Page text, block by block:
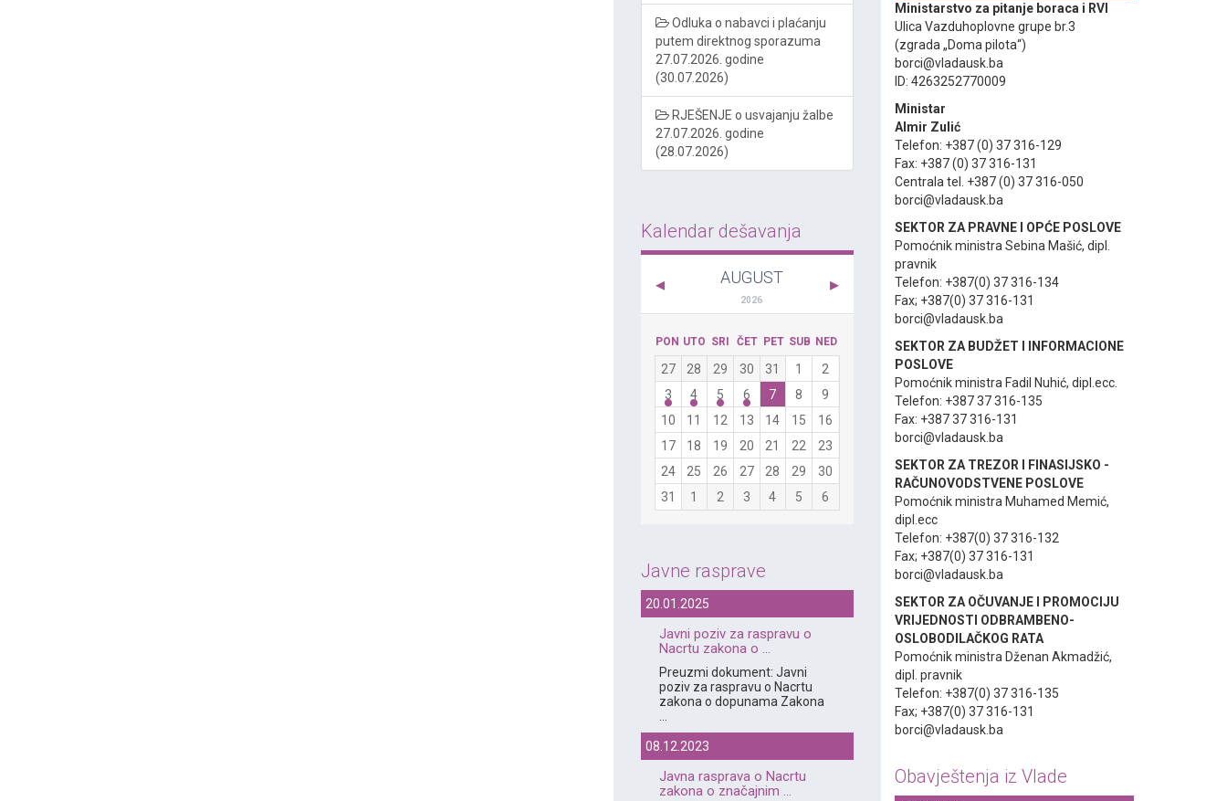
Odluka o nabavci i plaćanju
putem direktnog sporazuma
27.07.2026. godine
(30.07.2026)
RJEŠENJE o usvajanju žalbe
27.07.2026. godine
(28.07.2026)
Kalendar dešavanja
AUGUST
2026
PON UTO SRI ČET PET SUB NED
27 28 29 30 31 1
2
3
4 5 6 7 8
9
10
11 12 13 14 15
16
17
18 19 20 21 22
23
24
25 26 27 28 29
30
31
1 2 3 4 5 6
Javne rasprave
20.01.2025
Javni poziv za raspravu o
Nacrtu zakona o ...
Preuzmi dokument: Javni
poziv za raspravu o Nacrtu
zakona o dopunama Zakona
08.12.2023
Javna rasprava o Nacrtu
zakona o značajnim ...
Ministarstvo za pitanje boraca i RVI
Ulica Vazduhoplovne grupe br.3
(zgrada „Doma pilota“)
borci@vladausk.ba
ID: 4263252770009
Ministar
Almir Zulić
Telefon: +387 (0) 37 316-129
Fax: +387 (0) 37 316-131
Centrala tel. +387 (0) 37 316-050
borci@vladausk.ba
SEKTOR ZA PRAVNE I OPĆE POSLOVE
Pomoćnik ministra Sebina Mašić, dipl.
pravnik
Telefon: +387(0) 37 316-134
Fax; +387(0) 37 316-131
borci@vladausk.ba
SEKTOR ZA BUDŽET I INFORMACIONE
POSLOVE
Pomoćnik ministra Fadil Nuhić, dipl.ecc.
Telefon: +387 37 316-135
Fax: +387 37 316-131
borci@vladausk.ba
SEKTOR ZA TREZOR I FINASIJSKO -
RAČUNOVODSTVENE POSLOVE
Pomoćnik ministra Muhamed Memić,
dipl.ecc
Telefon: +387(0) 37 316-132
Fax; +387(0) 37 316-131
borci@vladausk.ba
SEKTOR ZA OČUVANJE I PROMOCIJU
VRIJEDNOSTI ODBRAMBENO-
OSLOBODILAČKOG RATA
Pomoćnik ministra Dženan Akmadžić,
dipl. pravnik
Telefon: +387(0) 37 316-135
Fax; +387(0) 37 316-131
borci@vladausk.ba
Obavještenja iz Vlade